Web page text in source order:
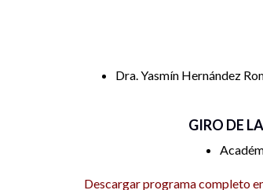
Dra. Yasmín Hernández
GIRO DE
Descargar programa completo